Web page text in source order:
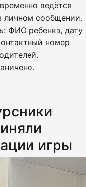
временно ведётся
личном сообщении.
ФИО ребенка, дату
номер
игры